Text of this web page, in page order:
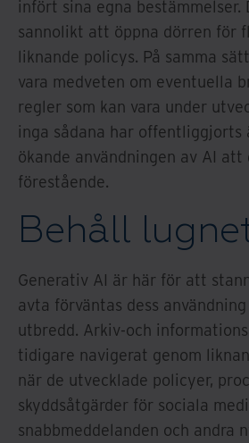
infört sina egna bestämmelser.
sannolikt att öppna dörren för
liknande policys. På samma
vara medveten om eventuella
regler som kan vara under
inga sådana har offentliggjorts
ökande användningen av AI att
förestående.
Behåll
Generativ AI är här för att
avta förväntas dess
utbredd. Arkiv-och
tidigare navigerat genom
när de utvecklade policyer,
skyddsåtgärder för sociala
snabbmeddelanden och andra